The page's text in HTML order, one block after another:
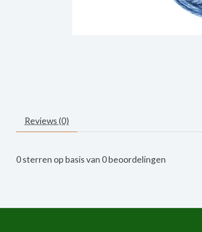
Reviews (0)
0sterren op basis van 0beoordelingen